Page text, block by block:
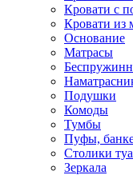
Кровати с
Кровати из
Основание
Матрасы
Подушки
Комоды
Тумбы
Пуфы,
Столики
Зеркала